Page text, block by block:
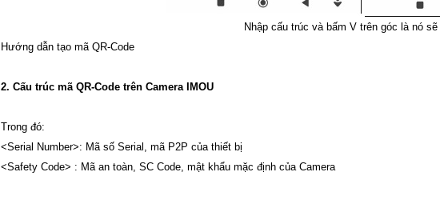
Nhập cấu trúc và bấm V trên góc là nó
Hướng dẫn tạo mã QR-Code
2. Cấu trúc mã QR-Code trên Camera IMOU
Trong đó:
<Serial Number>: Mã số Serial, mã P2P của thiết bị
<Safety Code> : Mã an toàn, SC Code, mật khẩu mặc định của Camera